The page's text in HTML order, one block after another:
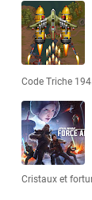
Code Triche
Cristaux et